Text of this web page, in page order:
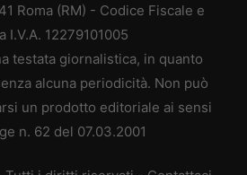
Roma (RM) - Codice Fiscale e
I.V.A. 12279101005
testata giornalistica, in quanto
alcuna periodicità. Non può
un prodotto editoriale ai sensi
n. 62 del 07.03.2001